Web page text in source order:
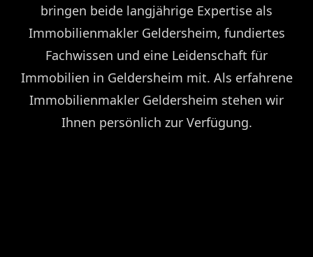
bringen beide langjährige Expertise als
Immobilienmakler Geldersheim, fundiertes
Fachwissen und eine Leidenschaft für
Immobilien in Geldersheim mit. Als erfahrene
Immobilienmakler Geldersheim stehen wir
Ihnen persönlich zur Verfügung.